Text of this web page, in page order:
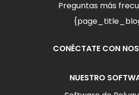
Preguntas más
CONÉCTATE CON
NUESTRO